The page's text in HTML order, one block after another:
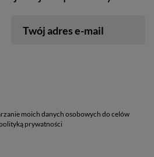
Twój adres e-mail
moich danych osobowych do celów
prywatności